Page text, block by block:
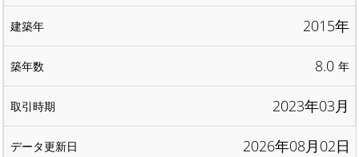
2015年
8.0 年
2023年03月
2026年08月02日